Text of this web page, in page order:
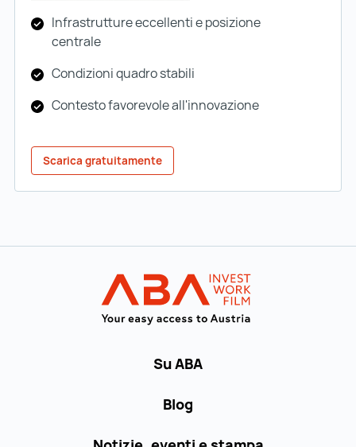
Infrastrutture eccellenti e posizione
centrale
Condizioni quadro stabili
Contesto favorevole all'innovazione
Scarica gratuitamente
Su ABA
Blog